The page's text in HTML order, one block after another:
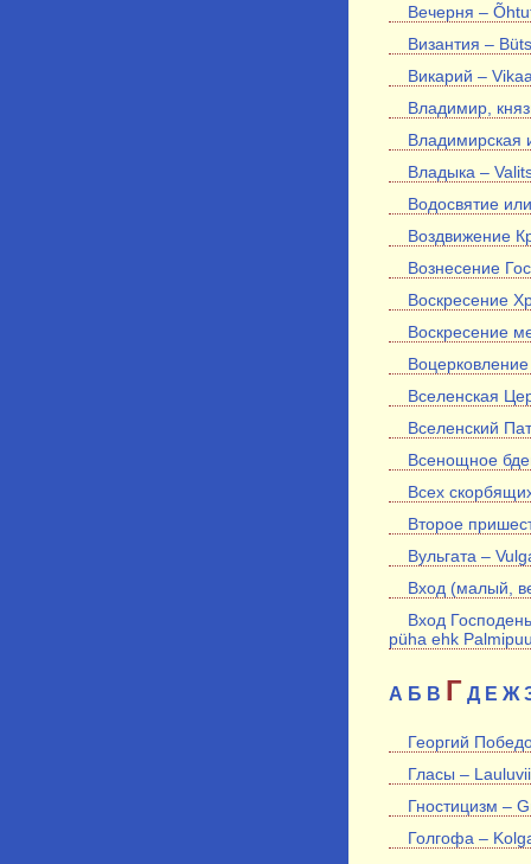
Вечерня –
Византия –
Викарий –
Владимир,
Владимирская
Владыка –
Водосвятие
Воздвижение
Вознесение
Воскресение
Воскресение
Вселенская
Вселенский
Всенощное
Всех
Второе
Вульгата –
Вход (малый,
Вход
püha ehk
А Б В Г Д Е Ж
Георгий
Гласы –
Гностицизм –
Голгофа –